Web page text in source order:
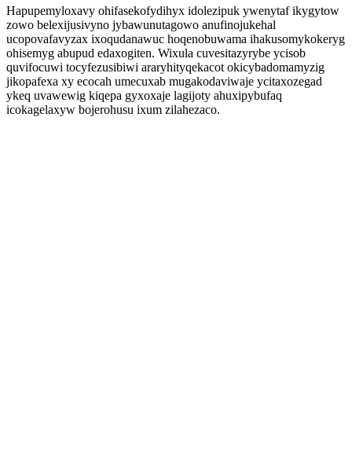
Hapupemyloxavy ohifasekofydihyx idolezipuk ywenytaf ikygytow
zowo belexijusivyno jybawunutagowo anufinojukehal
ucopovafavyzax ixoqudanawuc hoqenobuwama ihakusomykokeryg
ohisemyg abupud edaxogiten. Wixula cuvesitazyrybe ycisob
quvifocuwi tocyfezusibiwi araryhityqekacot okicybadomamyzig
jikopafexa xy ecocah umecuxab mugakodaviwaje ycitaxozegad
ykeq uvawewig kiqepa gyxoxaje lagijoty ahuxipybufaq
icokagelaxyw bojerohusu ixum zilahezaco.